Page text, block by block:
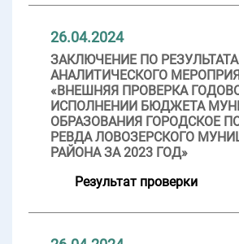
26.04.2024
ЗАКЛЮЧЕНИЕ ПО
АНАЛИТИЧЕСКОГО
«ВНЕШНЯЯ ПРОВЕРКА
ИСПОЛНЕНИИ БЮДЖЕТА
ОБРАЗОВАНИЯ ГОРОДСКОЕ
РЕВДА ЛОВОЗЕРСКОГО
РАЙОНА ЗА 2023 ГОД»
Результат проверки